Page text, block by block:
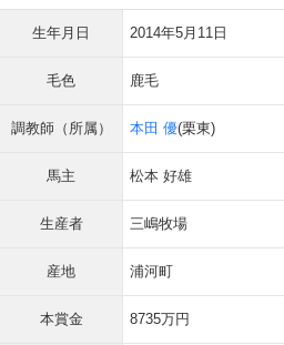
生年月日 2014年5月11日
毛色 鹿毛
調教師（所属） 本田 優(栗東)
馬主 松本 好雄
生産者 三嶋牧場
産地 浦河町
本賞金 8735万円